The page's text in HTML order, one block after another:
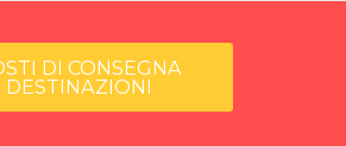
DI CONSEGNA
DESTINAZIONI